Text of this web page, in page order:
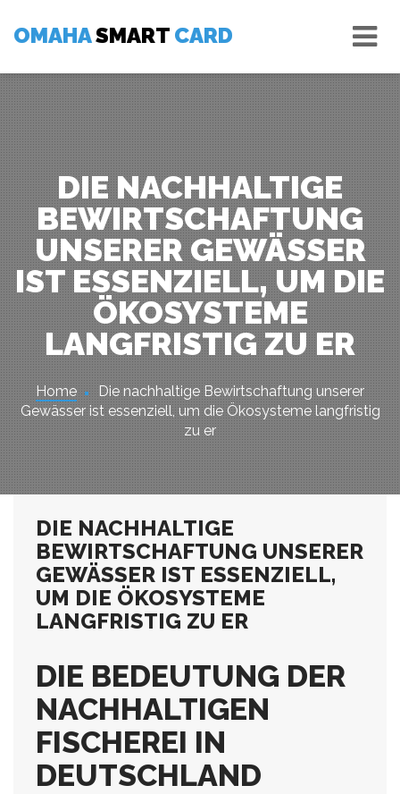
content
OMAHASMART CARD
DIE NACHHALTIGE
BEWIRTSCHAFTUNG
UNSERER GEWÄSSER
IST ESSENZIELL, UM DIE
ÖKOSYSTEME
LANGFRISTIG ZU ER
Home
Die nachhaltige Bewirtschaftung unserer
Gewässer ist essenziell, um die Ökosysteme langfristig
zu er
DIE NACHHALTIGE
BEWIRTSCHAFTUNG UNSERER
GEWÄSSER IST ESSENZIELL,
UM DIE ÖKOSYSTEME
LANGFRISTIG ZU ER
DIE BEDEUTUNG DER
NACHHALTIGEN
FISCHEREI IN
DEUTSCHLAND